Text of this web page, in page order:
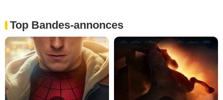
Top Bandes-annonces